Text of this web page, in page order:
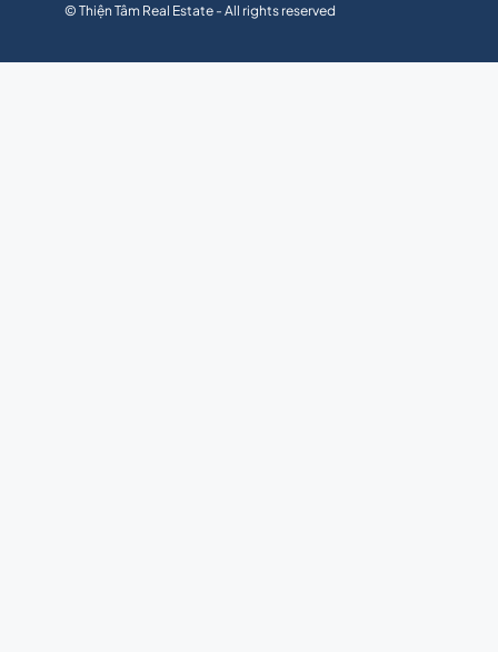
© Thiện Tâm Real Estate - All rights reserved